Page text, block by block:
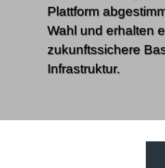
Plattform
Wahl und erhalten
zukunftssichere
Infrastruktur.